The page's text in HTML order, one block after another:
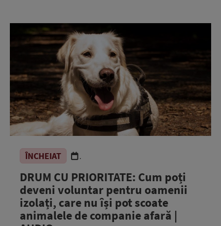
ÎNCHEIAT .
DRUM CU PRIORITATE: Cum poți
deveni voluntar pentru oamenii
izolați, care nu își pot scoate
animalele de companie afară |